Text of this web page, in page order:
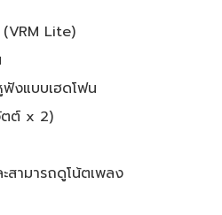
Lite)
งแบบเฮดโฟน
ตต์ x 2)
สามารถดูโน้ตเพลง